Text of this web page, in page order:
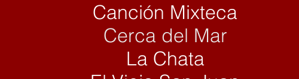
Canción Mixteca
Cerca del Mar
La Chata